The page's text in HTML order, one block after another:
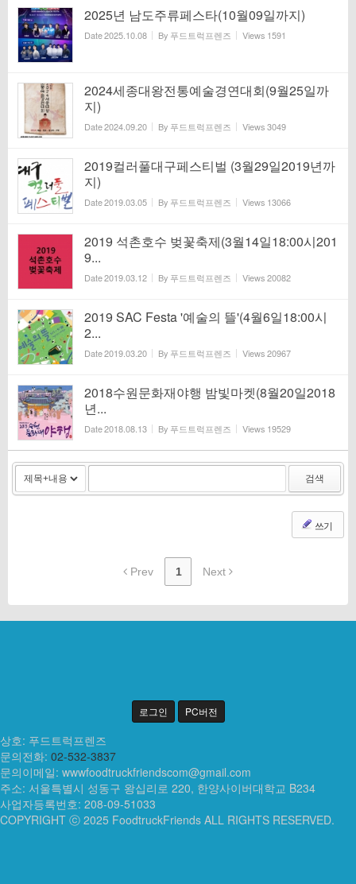
2025년 남도주류페스타(10월09일까지)
Date2025.10.08 By 푸드트럭프렌즈 Views 1591
2024세종대왕전통예술경연대회(9월25일까
지)
Date2024.09.20 By 푸드트럭프렌즈 Views3049
2019컬러풀대구페스티벌 (3월29일2019년까
지)
Date2019.03.05 By 푸드트럭프렌즈 Views 13066
2019 석촌호수 벚꽃축제(3월14일18:00시201
9...
Date2019.03.12 By 푸드트럭프렌즈 Views20082
2019 SAC Festa '예술의 뜰'(4월6일18:00시
2...
Date2019.03.20 By 푸드트럭프렌즈 Views20967
2018수원문화재야행 밤빛마켓(8월20일2018
년...
Date2018.08.13 By 푸드트럭프렌즈 Views 19529
검색
쓰기
Prev 1 Next
로그인 PC버전
상호: 푸드트럭프렌즈
문의전화: 02-532-3837
문의이메일: wwwfoodtruckfriendscom@gmail.com
주소: 서울특별시 성동구 왕십리로 220, 한양사이버대학교 B234
사업자등록번호: 208-09-51033
COPYRIGHT ⓒ 2025 FoodtruckFriends ALL RIGHTS RESERVED.